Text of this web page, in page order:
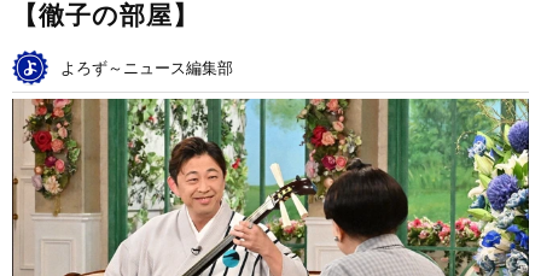
【徹子の部屋】
よろず～ニュース編集部